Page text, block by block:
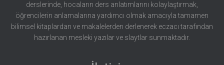
derslerinde, hocaların ders anlatımlarını kolaylaştırmak,
öğrencilerin anlamalarına yardımcı olmak amacıyla tamamen
bilimsel kitaplardan ve makalelerden derlenerek eczacı tarafından
hazırlanan mesleki yazılar ve slaytlar sunmaktadır.